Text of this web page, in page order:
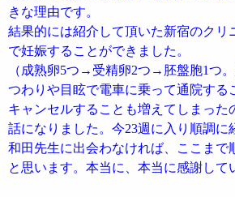
きな理由です。
結果的には紹介して頂いた新宿のクリ
で妊娠することができました。
（成熟卵5つ→受精卵2つ→胚盤胞1つ。
つわりや目眩で電車に乗って通院する
キャンセルすることも増えてしまった
話になりました。今23週に入り順調に
和田先生に出会わなければ、ここまで
と思います。本当に、本当に感謝して